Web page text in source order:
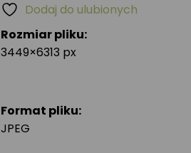
Rozmiar pliku:
3449×6313 px
Format pliku:
JPEG
Dodaj do ulubionych